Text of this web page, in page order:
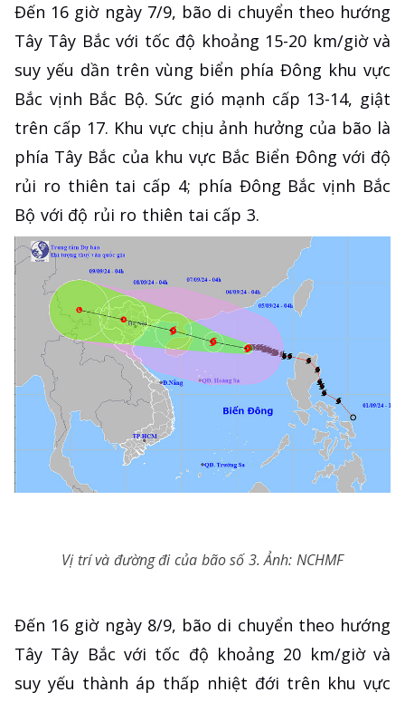
Đến 16 giờ ngày 7/9, bão di chuyển theo hướng
Tây Tây Bắc với tốc độ khoảng 15-20 km/giờ và
suy yếu dần trên vùng biển phía Đông khu vực
Bắc vịnh Bắc Bộ. Sức gió mạnh cấp 13-14, giật
trên cấp 17. Khu vực chịu ảnh hưởng của bão là
phía Tây Bắc của khu vực Bắc Biển Đông với độ
rủi ro thiên tai cấp 4; phía Đông Bắc vịnh Bắc
Bộ với độ rủi ro thiên tai cấp 3.
Vị trí và đường đi của bão số 3. Ảnh: NCHMF
Đến 16 giờ ngày 8/9, bão di chuyển theo hướng
Tây Tây Bắc với tốc độ khoảng 20 km/giờ và
suy yếu thành áp thấp nhiệt đới trên khu vực